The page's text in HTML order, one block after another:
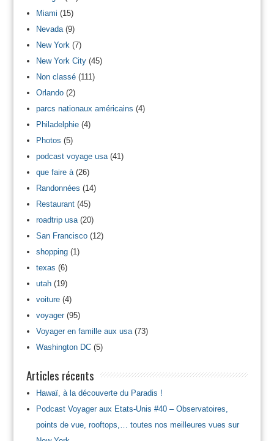
Miami (15)
Nevada(9)
New York (7)
New York City(45)
Non classé(111)
Orlando(2)
parcs nationaux américains (4)
Philadelphie(4)
Photos (5)
podcast voyage usa(41)
que faire à(26)
Randonnées (14)
Restaurant(45)
roadtrip usa(20)
San Francisco(12)
shopping(1)
texas (6)
utah(19)
voiture(4)
voyager(95)
Voyager en famille aux usa(73)
Washington DC(5)
Articles récents
Hawaï, à la découverte du Paradis !
Podcast Voyager aux Etats-Unis #40 – Observatoires,
points de vue, rooftops,… toutes nos meilleures vues sur